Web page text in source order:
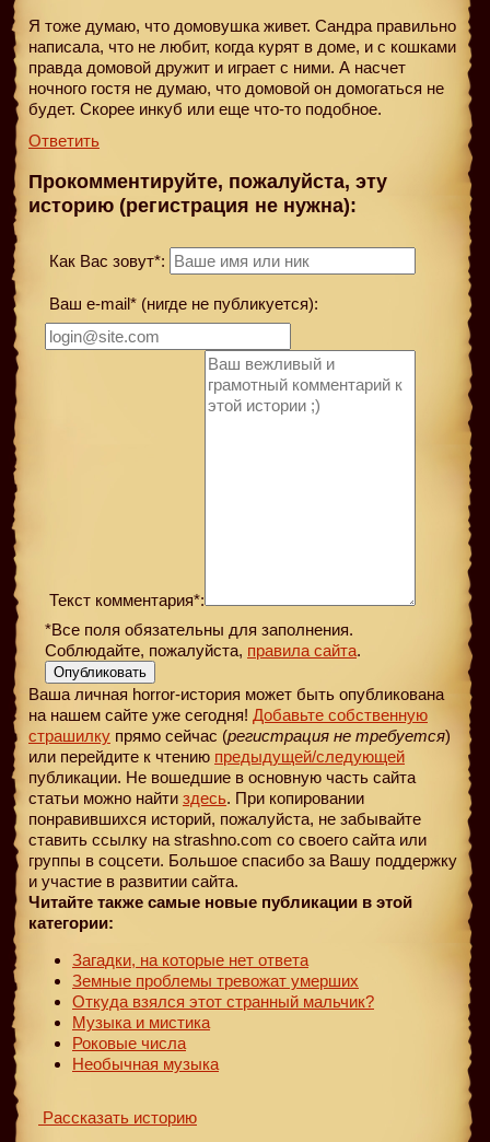
Я тоже думаю, что домовушка живет. Сандра правильно
написала, что не любит, когда курят в доме, и с кошками
правда домовой дружит и играет с ними. А насчет
ночного гостя не думаю, что домовой он домогаться не
будет. Скорее инкуб или еще что-то подобное.
Ответить
Прокомментируйте, пожалуйста, эту
историю (регистрация не нужна):
Как Вас зовут*:
Ваш e-mail* (нигде не публикуется):
Текст комментария*:
*Все поля обязательны для заполнения.
Соблюдайте, пожалуйста, правила сайта.
Опубликовать
Ваша личная horror-история может быть опубликована
на нашем сайте уже сегодня! Добавьте собственную
страшилку прямо сейчас (регистрация не требуется)
или перейдите к чтению предыдущей/следующей
публикации. Не вошедшие в основную часть сайта
статьи можно найти здесь. При копировании
понравившихся историй, пожалуйста, не забывайте
ставить ссылку на strashno.com со своего сайта или
группы в соцсети. Большое спасибо за Вашу поддержку
и участие в развитии сайта.
Читайте также самые новые публикации в этой
категории:
Загадки, на которые нет ответа
Земные проблемы тревожат умерших
Откуда взялся этот странный мальчик?
Музыка и мистика
Роковые числа
Необычная музыка
Рассказать историю